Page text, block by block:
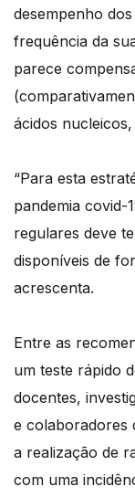
desempenho
frequência da
parece
ácidos nucleicos,
“Para esta
pandemia covid-
regulares deve
disponíveis de
acrescenta.
Entre as
um teste rápido
docentes,
e colaboradores
a realização de
com uma